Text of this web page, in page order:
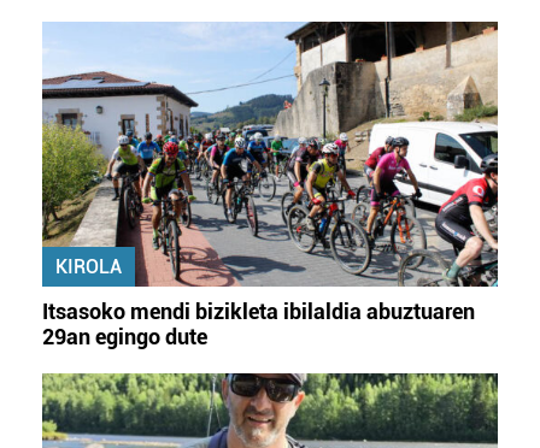
KIROLA
Itsasoko mendi bizikleta ibilaldia abuztuaren
29an egingo dute